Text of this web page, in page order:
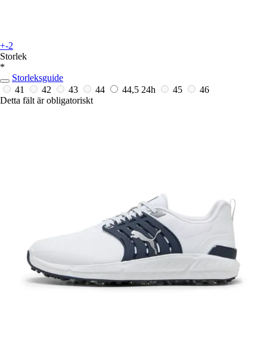
+-2
Storlek
*
Storleksguide
41
42 43 44 44,5 24h 45
46
Detta fält är obligatoriskt